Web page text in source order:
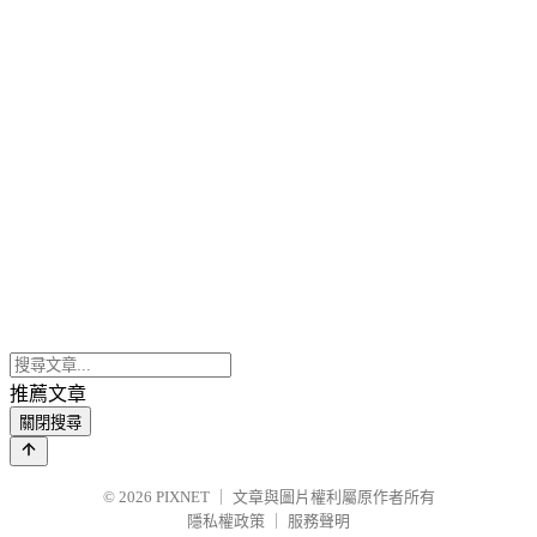
推薦文章
關閉搜尋
© 2026 PIXNET
文章與圖片權利屬原作者所有
隱私權政策
服務聲明